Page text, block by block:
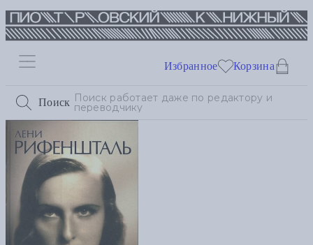
Поиск
Избранное Корзина